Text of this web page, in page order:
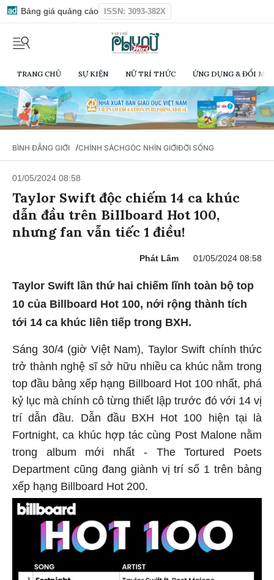
Bảng giá quảng cáo ISSN: 3093-382X
TRANG CHỦ SỰ KIỆN NỮ TRÍ THỨC ỨNG DỤNG & ĐỔI
BÌNH ĐẲNG GIỚI /CHÍNH SÁCHGÓC NHÌN GIỚIĐỜI SỐNG
01/05/2024 08:58
Taylor Swift độc chiếm 14 ca khúc
dẫn đầu trên Billboard Hot 100,
nhưng fan vẫn tiếc 1 điều!
Phát Lâm 01/05/2024 08:58
Taylor Swift lần thứ hai chiếm lĩnh toàn bộ top
10 của Billboard Hot 100, nới rộng thành tích
tới 14 ca khúc liên tiếp trong BXH.
Sáng 30/4 (giờ Việt Nam), Taylor Swift chính thức
trở thành nghệ sĩ sở hữu nhiều ca khúc nằm trong
top đầu bảng xếp hạng Billboard Hot 100 nhất, phá
kỷ lục mà chính cô từng thiết lập trước đó với 14 vị
trí dẫn đầu. Dẫn đầu BXH Hot 100 hiện tại là
Fortnight, ca khúc hợp tác cùng Post Malone nằm
trong album mới nhất - The Tortured Poets
Department cũng đang giành vị trí số 1 trên bảng
xếp hạng Billboard Hot 200.